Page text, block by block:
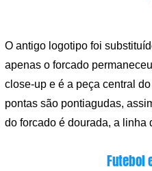
O antigo logotipo foi
apenas o forcado
close-up e é a peça central
pontas são pontiagudas,
do forcado é dourada, a linha
Futebol